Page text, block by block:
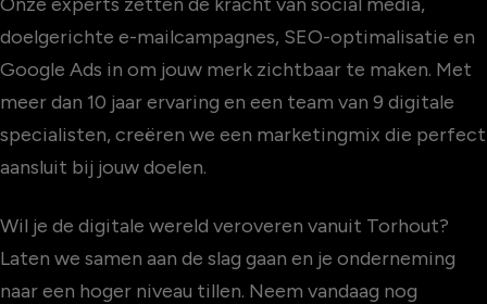
doelgerichte e-mailcampagnes, SEO-optimalisatie en
Google Ads in om jouw merk zichtbaar te maken. Met
meer dan 10 jaar ervaring en een team van 9 digitale
specialisten, creëren we een marketingmix die perfect
aansluit bij jouw doelen.
Wil je de digitale wereld veroveren vanuit Torhout?
Laten we samen aan de slag gaan en je onderneming
naar een hoger niveau tillen. Neem vandaag nog